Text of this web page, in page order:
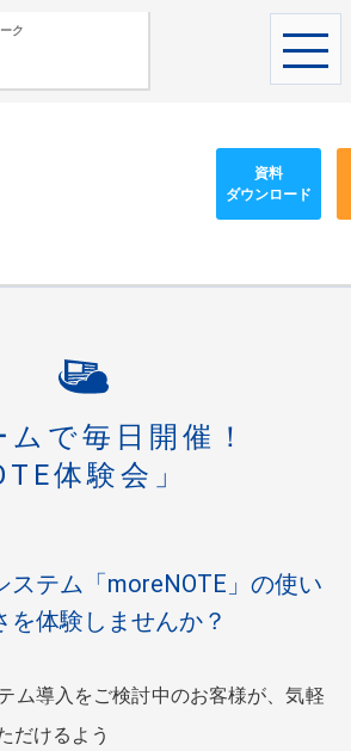
ク
資料
ダウンロード
で毎日開催！
体験会」
ステム「moreNOTE」の使い
を体験しませんか？
ム導入をご検討中のお客様が、気軽
だけるよう